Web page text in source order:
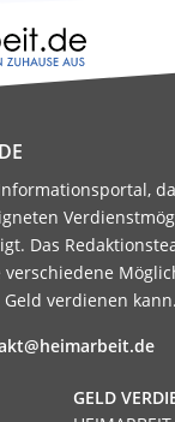
Das
verdienen kann.
GELD